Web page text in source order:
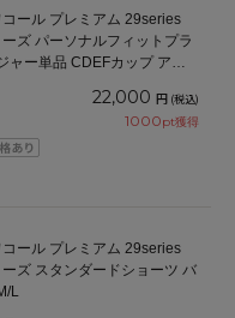
ール プレミアム 29series
ズ パーソナルフィットプラ
ー単品 CDEFカップ アン
22,000 円 (税込)
1000pt獲得
ール プレミアム 29series
ズ スタンダードショーツ バ
L